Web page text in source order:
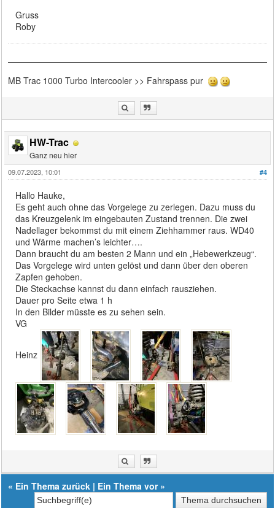
Gruss
Roby
MB Trac 1000 Turbo Intercooler >> Fahrspass pur
HW-Trac
Ganz neu hier
#4
09.07.2023, 10:01
Hallo Hauke,
Es geht auch ohne das Vorgelege zu zerlegen. Dazu muss du
das Kreuzgelenk im eingebauten Zustand trennen. Die zwei
Nadellager bekommst du mit einem Ziehhammer raus. WD40
und Wärme machen’s leichter….
Dann braucht du am besten 2 Mann und ein „Hebewerkzeug“.
Das Vorgelege wird unten gelöst und dann über den oberen
Zapfen gehoben.
Die Steckachse kannst du dann einfach rausziehen.
Dauer pro Seite etwa 1 h
In den Bilder müsste es zu sehen sein.
VG
Heinz
« Ein Thema zurück | Ein Thema vor»